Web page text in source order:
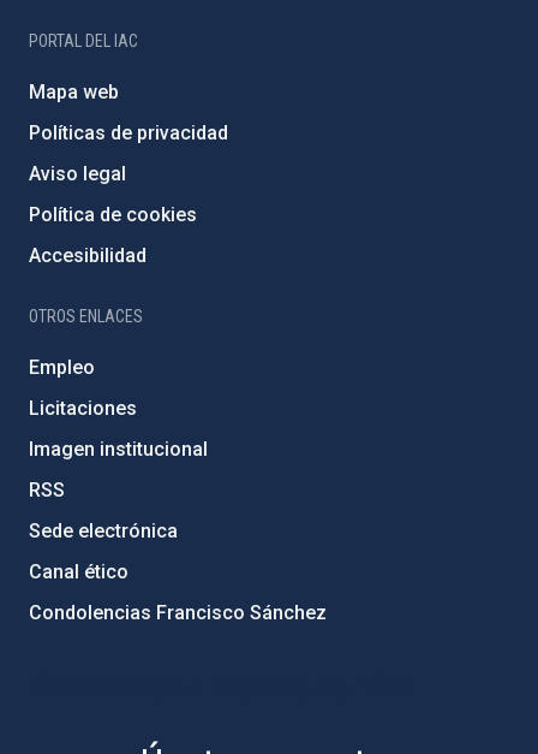
PORTAL DEL IAC
Mapa web
Políticas de privacidad
Aviso legal
Política de cookies
Accesibilidad
OTROS ENLACES
Empleo
Licitaciones
Imagen institucional
RSS
Sede electrónica
Canal ético
Condolencias Francisco Sánchez